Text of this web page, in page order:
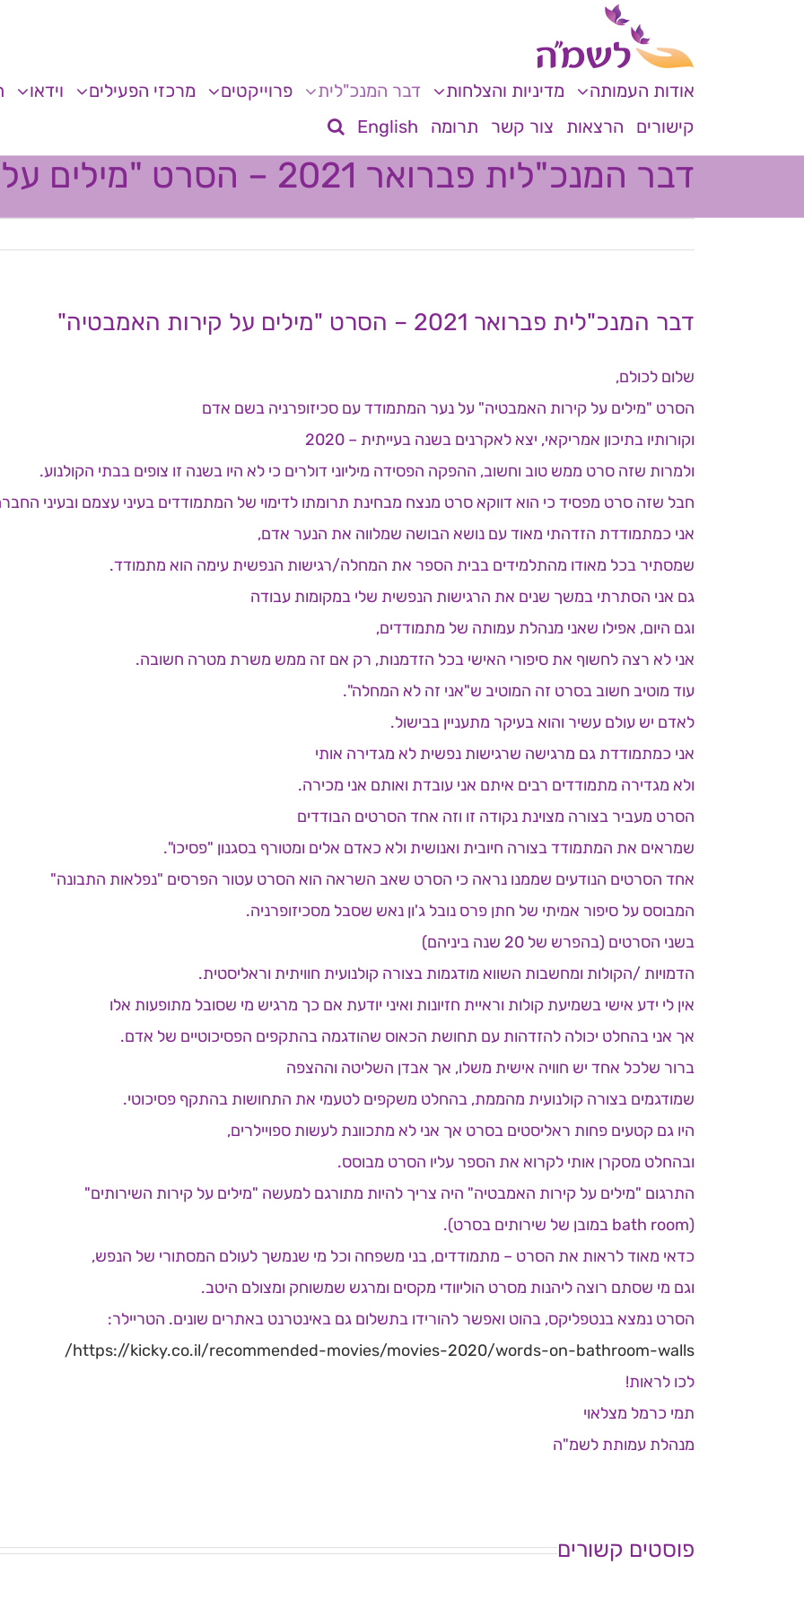
אודות העמותה מדיניות והצלחות דבר המנכ"לית פרוייקטים מרכזי הפעילים וידאו
קישורים
הרצאות צור קשר תרומה English
דבר המנכ"לית פברואר 2021 – הסרט "מילים על קירות האמבטיה"
דבר המנכ"לית פברואר 2021 – הסרט "מילים על קירות האמבטיה"
שלום לכולם,
הסרט "מילים על קירות האמבטיה" על נער המתמודד עם סכיזופרניה בשם אדם
וקורותיו בתיכון אמריקאי, יצא לאקרנים בשנה בעייתית – 2020
ולמרות שזה סרט ממש טוב וחשוב, ההפקה הפסידה מיליוני דולרים כי לא היו בשנה זו צופים בבתי הקולנוע.
חבל שזה סרט מפסיד כי הוא דווקא סרט מנצח מבחינת תרומתו לדימוי של המתמודדים בעיני עצמם ובעיני
אני כמתמודדת הזדהתי מאוד עם נושא הבושה שמלווה את הנער אדם,
שמסתיר בכל מאודו מהתלמידים בבית הספר את המחלה/רגישות הנפשית עימה הוא מתמודד.
גם אני הסתרתי במשך שנים את הרגישות הנפשית שלי במקומות עבודה
וגם היום, אפילו שאני מנהלת עמותה של מתמודדים,
אני לא רצה לחשוף את סיפורי האישי בכל הזדמנות, רק אם זה ממש משרת מטרה חשובה.
עוד מוטיב חשוב בסרט זה המוטיב ש"אני זה לא המחלה".
לאדם יש עולם עשיר והוא בעיקר מתעניין בבישול.
אני כמתמודדת גם מרגישה שרגישות נפשית לא מגדירה אותי
ולא מגדירה מתמודדים רבים איתם אני עובדת ואותם אני מכירה.
הסרט מעביר בצורה מצוינת נקודה זו וזה אחד הסרטים הבודדים
שמראים את המתמודד בצורה חיובית ואנושית ולא כאדם אלים ומטורף בסגנון "פסיכו".
אחד הסרטים הנודעים שממנו נראה כי הסרט שאב השראה הוא הסרט עטור הפרסים "נפלאות התבונה"
המבוסס על סיפור אמיתי של חתן פרס נובל ג'ון נאש שסבל מסכיזופרניה.
בשני הסרטים (בהפרש של 20 שנה ביניהם)
הדמויות /הקולות ומחשבות השווא מודגמות בצורה קולנועית חוויתית וראליסטית.
אין לי ידע אישי בשמיעת קולות וראיית חזיונות ואיני יודעת אם כך מרגיש מי שסובל מתופעות אלו
אך אני בהחלט יכולה להזדהות עם תחושת הכאוס שהודגמה בהתקפים הפסיכוטיים של אדם.
ברור שלכל אחד יש חוויה אישית משלו, אך אבדן השליטה וההצפה
שמודגמים בצורה קולנועית מהממת, בהחלט משקפים לטעמי את התחושות בהתקף פסיכוטי.
היו גם קטעים פחות ראליסטים בסרט אך אני לא מתכוונת לעשות ספויילרים,
ובהחלט מסקרן אותי לקרוא את הספר עליו הסרט מבוסס.
התרגום "מילים על קירות האמבטיה" היה צריך להיות מתורגם למעשה "מילים על קירות השירותים"
(bath room במובן של שירותים בסרט).
כדאי מאוד לראות את הסרט – מתמודדים, בני משפחה וכל מי שנמשך לעולם המסתורי של הנפש,
וגם מי שסתם רוצה ליהנות מסרט הוליוודי מקסים ומרגש שמשוחק ומצולם היטב.
הסרט נמצא בנטפליקס, בהוט ואפשר להורידו בתשלום גם באינטרנט באתרים שונים. הטריילר:
https://kicky.co.il/recommended-movies/movies-2020/words-on-bathroom-walls/
לכו לראות!
תמי כרמל מצלאוי
מנהלת עמותת לשמ"ה
פוסטים קשורים
המנכ"לית
תמי
דבר